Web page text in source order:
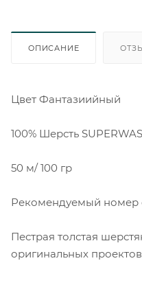
ОПИСАНИЕ
Цвет Фантазиийный
100% Шерсть
50 м/ 100 гр
Рекомендуемый номер
Пестрая толстая
оригинальных проектов